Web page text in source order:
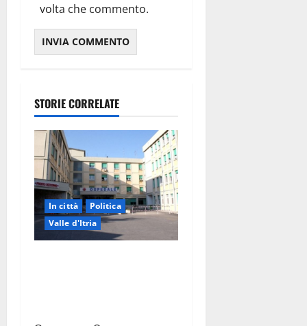
volta che commento.
STORIE CORRELATE
In città
Politica
Valle d'Itria